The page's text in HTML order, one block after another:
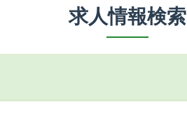
求人情報検索